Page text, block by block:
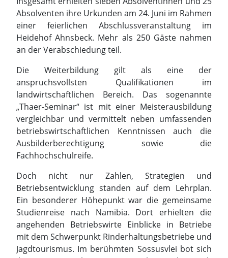
anspruchsvollsten Qualifikationen im
landwirtschaftlichen Bereich. Das sogenannte
„Thaer-Seminar“ ist mit einer Meisterausbildung
vergleichbar und vermittelt neben umfassenden
betriebswirtschaftlichen Kenntnissen auch die
Ausbilderberechtigung sowie die
Fachhochschulreife.
Doch nicht nur Zahlen, Strategien und
Betriebsentwicklung standen auf dem Lehrplan.
Ein besonderer Höhepunkt war die gemeinsame
Studienreise nach Namibia. Dort erhielten die
angehenden Betriebswirte Einblicke in Betriebe
mit dem Schwerpunkt Rinderhaltungsbetriebe und
Jagdtourismus. Im berühmten Sossusvlei bot sich
ihnen ein seltenes Naturschauspiel: Nach
außergewöhnlich ergiebigen Regenfällen standen
Seen zwischen den sonst trockenen Sanddünen.
Kulturelle Eindrücke in Swakopmund und eine
Quadtour durch die Wüste rundeten die Reise ab.
Die Fachschule Agrarwirtschaft in Celle blickt in